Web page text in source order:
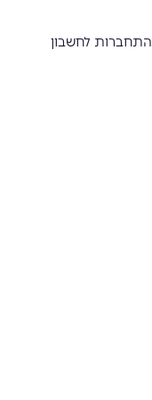
התחברות לחשבון